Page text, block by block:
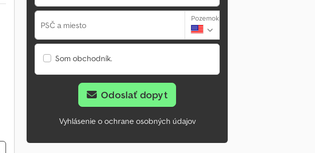
PSČ a miesto
Pozemok
Som obchodník.
Odoslať dopyt
Vyhlásenie o ochrane osobných údajov